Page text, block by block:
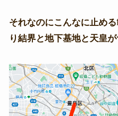
それなのにこんなに止め
り結界と地下基地と天皇